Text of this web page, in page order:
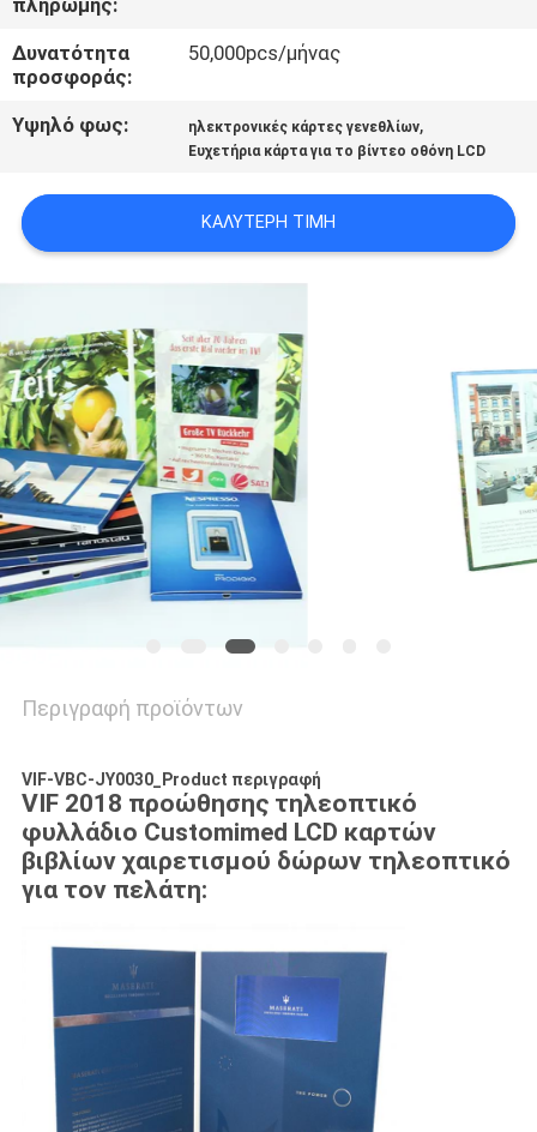
PRIVACY
POLICY
πληρωμής:
Δυνατότητα
προσφοράς:
50,000pcs/μήνας
Υψηλό φως: ηλεκτρονικές κάρτες γενεθλίων,
Ευχετήρια κάρτα για το βίντεο οθόνη LCD
ΚΑΛΎΤΕΡΗ ΤΙΜΉ
Περιγραφή προϊόντων
VIF-VBC-JY0030_Product περιγραφή
VIF 2018 προώθησης τηλεοπτικό
φυλλάδιο Customimed LCD καρτών
βιβλίων χαιρετισμού δώρων τηλεοπτικό
για τον πελάτη: